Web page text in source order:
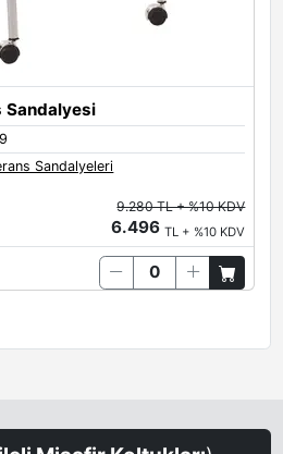
Sandalyesi
Sandalyeleri
9.280 TL + %10 KDV
6.496TL + %10 KDV